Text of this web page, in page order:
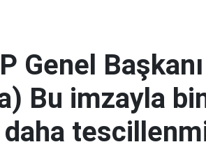
Genel
Bu imzayla
daha